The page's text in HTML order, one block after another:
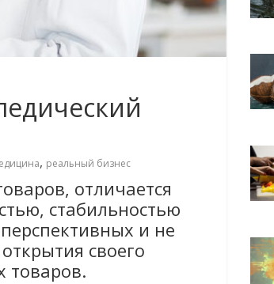
, реальный бизнес
отличается
стабильностью
и не
своего
товаров.